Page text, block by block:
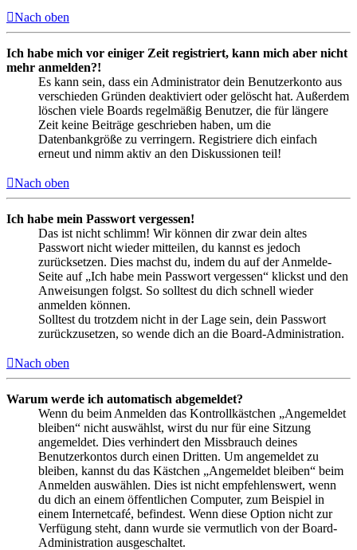
Nach oben
Ich habe mich vor einiger Zeit registriert, kann mich aber nicht
mehr anmelden?!
Es kann sein, dass ein Administrator dein Benutzerkonto aus
verschieden Gründen deaktiviert oder gelöscht hat. Außerdem
löschen viele Boards regelmäßig Benutzer, die für längere
Zeit keine Beiträge geschrieben haben, um die
Datenbankgröße zu verringern. Registriere dich einfach
erneut und nimm aktiv an den Diskussionen teil!
Nach oben
Ich habe mein Passwort vergessen!
Das ist nicht schlimm! Wir können dir zwar dein altes
Passwort nicht wieder mitteilen, du kannst es jedoch
zurücksetzen. Dies machst du, indem du auf der Anmelde-
Seite auf „Ich habe mein Passwort vergessen“ klickst und den
Anweisungen folgst. So solltest du dich schnell wieder
anmelden können.
Solltest du trotzdem nicht in der Lage sein, dein Passwort
zurückzusetzen, so wende dich an die Board-Administration.
Nach oben
Warum werde ich automatisch abgemeldet?
Wenn du beim Anmelden das Kontrollkästchen „Angemeldet
bleiben“ nicht auswählst, wirst du nur für eine Sitzung
angemeldet. Dies verhindert den Missbrauch deines
Benutzerkontos durch einen Dritten. Um angemeldet zu
bleiben, kannst du das Kästchen „Angemeldet bleiben“ beim
Anmelden auswählen. Dies ist nicht empfehlenswert, wenn
du dich an einem öffentlichen Computer, zum Beispiel in
einem Internetcafé, befindest. Wenn diese Option nicht zur
Verfügung steht, dann wurde sie vermutlich von der Board-
Administration ausgeschaltet.